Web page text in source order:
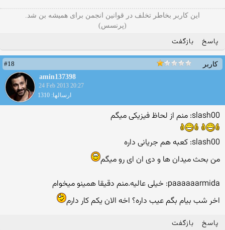
این کاربر بخاطر تخلف در قوانین انجمن برای همیشه بن شد.
(پرنسس)
پاسخ بازگفت
کاربر
#18
amin137398
24 Feb 2013 20:27
ارسالها: 1310
slash00: منم از لحاظ فیزیکی میگم
slash00: کعبه هم جریانی داره
من بحث میدان ها و دی ان ای رو میگم
paaaaaarmida: خیلی عالیه.منم دقیقا همینو میخوام
اخر شب بیام بگم عیب داره؟ اخه الان یکم کار دارم
پاسخ بازگفت